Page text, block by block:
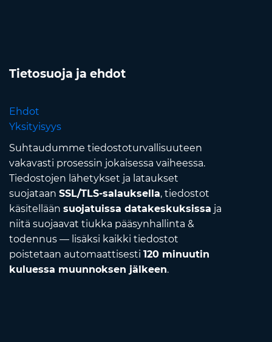
Tietosuoja ja ehdot
Ehdot
Yksityisyys
Suhtaudumme tiedostoturvallisuuteen
vakavasti prosessin jokaisessa vaiheessa.
Tiedostojen lähetykset ja lataukset
suojataan SSL/TLS-salauksella, tiedostot
käsitellään suojatuissa datakeskuksissa ja
niitä suojaavat tiukka pääsynhallinta &
todennus — lisäksi kaikki tiedostot
poistetaan automaattisesti 120 minuutin
kuluessa muunnoksen jälkeen.